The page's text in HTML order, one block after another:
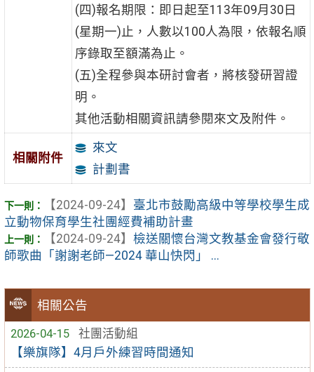
相關公告
2026-04-15
社團活動組
【樂旗隊】4月戶外練習時間通知
(四)報名期限：即日起至113年09月30日
(星期一)止，人數以100人為限，依報名順
序錄取至額滿為止。
(五)全程參與本研討會者，將核發研習證
明。
其他活動相關資訊請參閱來文及附件。
相關附件
來文
計劃書
【2024-09-24】 臺北市鼓勵高級中等學校學生成
立動物保育學生社團經費補助計畫
【2024-09-24】 檢送關懷台灣文教基金會發行敬
師歌曲「謝謝老師—2024 華山快閃」 ...